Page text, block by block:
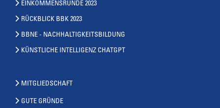
EINKOMMENSRUNDE 2023
RÜCKBLICK BBK 2023
BBNE - NACHHALTIGKEITSBILDUNG
KÜNSTLICHE INTELLIGENZ CHATGPT
MITGLIEDSCHAFT
GUTE GRÜNDE